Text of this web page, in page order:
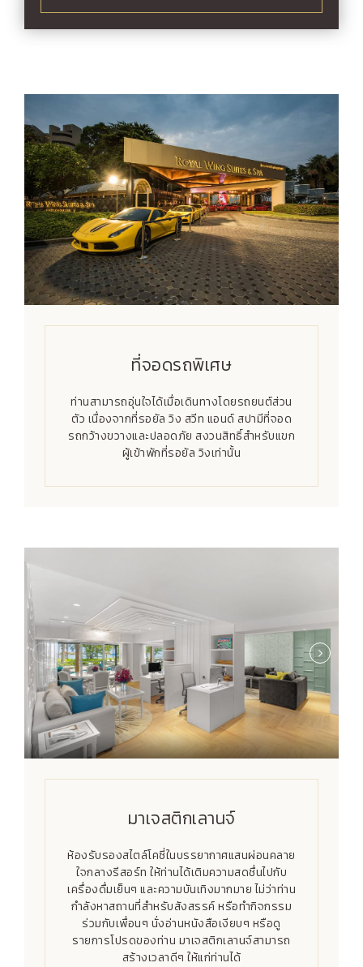
ที่จอดรถพิเศษ
ท่านสามารถอุ่นใจได้เมื่อเดินทางโดยรถยนต์ส่วน
ตัว เนื่องจากที่รอยัล วิง สวีท แอนด์ สปามีที่จอด
รถกว้างขวางและปลอดภัย สงวนสิทธิ์สำหรับแขก
ผู้เข้าพักที่รอยัล วิงเท่านั้น
มาเจสติกเลานจ์
ห้องรับรองสไตล์โคซี่ในบรรยากาศแสนผ่อนคลาย
ใจกลางรีสอร์ท ให้ท่านได้เติมความสดชื่นไปกับ
เครื่องดื่มเย็นๆ และความบันเทิงมากมาย ไม่ว่าท่าน
กำลังหาสถานที่สำหรับสังสรรค์ หรือทำกิจกรรม
ร่วมกับเพื่อนๆ นั่งอ่านหนังสือเงียบๆ หรือดู
รายการโปรดของท่าน มาเจสติกเลานจ์สามารถ
สร้างเวลาดีๆ ให้แก่ท่านได้